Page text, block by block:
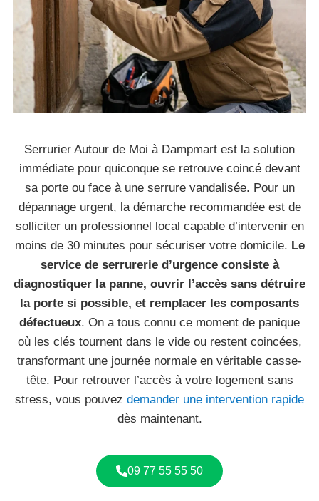
Serrurier Autour de Moi à Dampmart est la solution
immédiate pour quiconque se retrouve coincé devant
sa porte ou face à une serrure vandalisée. Pour un
dépannage urgent, la démarche recommandée est de
solliciter un professionnel local capable d’intervenir en
moins de 30 minutes pour sécuriser votre domicile. Le
service de serrurerie d’urgence consiste à
diagnostiquer la panne, ouvrir l’accès sans détruire
la porte si possible, et remplacer les composants
défectueux. On a tous connu ce moment de panique
où les clés tournent dans le vide ou restent coincées,
transformant une journée normale en véritable casse-
tête. Pour retrouver l’accès à votre logement sans
stress, vous pouvez demander une intervention rapide
dès maintenant.
09 77 55 55 50